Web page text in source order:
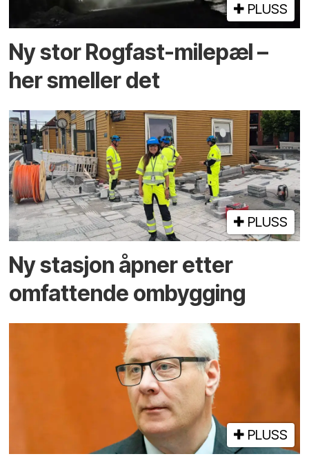
PLUSS
Ny stor Rogfast-milepæl –
her smeller det
PLUSS
Ny stasjon åpner etter
omfattende ombygging
PLUSS